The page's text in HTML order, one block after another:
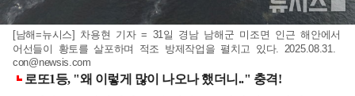
[남해=뉴시스] 차용현 기자 = 31일 경남 남해군 미조면 인근 해안에서
어선들이 황토를 살포하며 적조 방제작업을 펼치고 있다. 2025.08.31.
con@newsis.com